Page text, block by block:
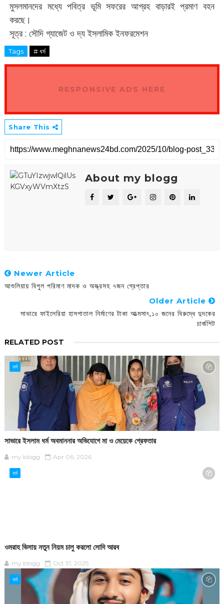
মুসলমানদের মধ্যে পবিত্র ভূমি সফরের আগ্রহ বাড়ারই প্রমাণ বহন
করছে।
সূত্র : সৌদি গ্যাজেট ও দ্য ইসলামিক ইনফরমেশন
Tags # ধর্ম
RESPONSIVE ADS HERE
Share This
About my blogg
Newer Article
আশুলিয়ায় বিপুল পরিমাণ মাদক ও অস্ত্রসহ ৭জন গ্রেপ্তার
Older Article
সাভারে ফাইলেরিয়া হাসপাতাল নির্মাণের টাকা আত্মসাৎ,১০ জনের বিরুদ্ধে দুদকের
চার্জশিট
RELATED POST
ধর্ম
সাভারে ইসলাম ধর্ম অবমাননার অভিযোগে মা ও মেয়েকে গ্রেফতার
my blogg Apr 06, 2026
ধর্ম
ওমরাহ ভিসায় নতুন নিয়ম চালু করলো সোদি আরব
my blogg Oct 31, 2025
ধর্ম